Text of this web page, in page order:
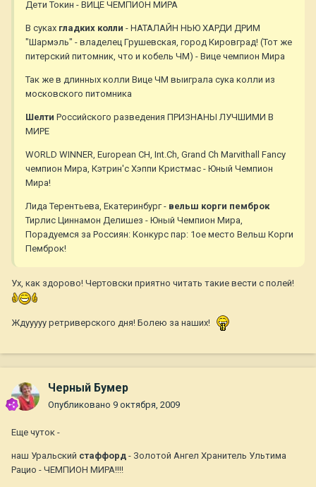
Дети Токин - ВИЦЕ ЧЕМПИОН МИРА
В суках гладких колли - НАТАЛАЙН НЬЮ ХАРДИ ДРИМ
"Шармэль" - владелец Грушевская, город Кировград! (Тот же
питерский питомник, что и кобель ЧМ) - Вице чемпион Мира
Так же в длинных колли Вице ЧМ выиграла сука колли из
московского питомника
Шелти Российского разведения ПРИЗНАНЫ ЛУЧШИМИ В
МИРЕ
WORLD WINNER, European CH, Int.Ch, Grand Сh Marvithall Fancy
чемпион Мира, Кэтрин'с Хэппи Кристмас - Юный Чемпион
Мира!
Лида Терентьева, Екатеринбург - вельш корги пемброк
Тирлис Циннамон Делишез - Юный Чемпион Мира,
Порадуемся за Россиян: Конкурс пар: 1ое место Вельш Корги
Пемброк!
Ух, как здорово! Чертовски приятно читать такие вести с полей!
Ждууууу ретриверского дня! Болею за наших!
Черный Бумер
Опубликовано 9 октября, 2009
Еще чуток -
наш Уральский стаффорд - Золотой Ангел Хранитель Ультима
Рацио - ЧЕМПИОН МИРА!!!!